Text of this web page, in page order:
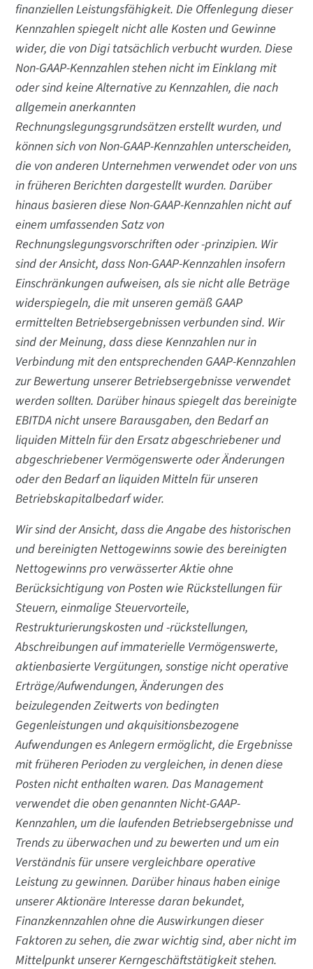
finanziellen Leistungsfähigkeit. Die Offenlegung dieser
Kennzahlen spiegelt nicht alle Kosten und Gewinne
wider, die von Digi tatsächlich verbucht wurden. Diese
Non-GAAP-Kennzahlen stehen nicht im Einklang mit
oder sind keine Alternative zu Kennzahlen, die nach
allgemein anerkannten
Rechnungslegungsgrundsätzen erstellt wurden, und
können sich von Non-GAAP-Kennzahlen unterscheiden,
die von anderen Unternehmen verwendet oder von uns
in früheren Berichten dargestellt wurden. Darüber
hinaus basieren diese Non-GAAP-Kennzahlen nicht auf
einem umfassenden Satz von
Rechnungslegungsvorschriften oder -prinzipien. Wir
sind der Ansicht, dass Non-GAAP-Kennzahlen insofern
Einschränkungen aufweisen, als sie nicht alle Beträge
widerspiegeln, die mit unseren gemäß GAAP
ermittelten Betriebsergebnissen verbunden sind. Wir
sind der Meinung, dass diese Kennzahlen nur in
Verbindung mit den entsprechenden GAAP-Kennzahlen
zur Bewertung unserer Betriebsergebnisse verwendet
werden sollten. Darüber hinaus spiegelt das bereinigte
EBITDA nicht unsere Barausgaben, den Bedarf an
liquiden Mitteln für den Ersatz abgeschriebener und
abgeschriebener Vermögenswerte oder Änderungen
oder den Bedarf an liquiden Mitteln für unseren
Betriebskapitalbedarf wider.
Wir sind der Ansicht, dass die Angabe des historischen
und bereinigten Nettogewinns sowie des bereinigten
Nettogewinns pro verwässerter Aktie ohne
Berücksichtigung von Posten wie Rückstellungen für
Steuern, einmalige Steuervorteile,
Restrukturierungskosten und -rückstellungen,
Abschreibungen auf immaterielle Vermögenswerte,
aktienbasierte Vergütungen, sonstige nicht operative
Erträge/Aufwendungen, Änderungen des
beizulegenden Zeitwerts von bedingten
Gegenleistungen und akquisitionsbezogene
Aufwendungen es Anlegern ermöglicht, die Ergebnisse
mit früheren Perioden zu vergleichen, in denen diese
Posten nicht enthalten waren. Das Management
verwendet die oben genannten Nicht-GAAP-
Kennzahlen, um die laufenden Betriebsergebnisse und
Trends zu überwachen und zu bewerten und um ein
Verständnis für unsere vergleichbare operative
Leistung zu gewinnen. Darüber hinaus haben einige
unserer Aktionäre Interesse daran bekundet,
Finanzkennzahlen ohne die Auswirkungen dieser
Faktoren zu sehen, die zwar wichtig sind, aber nicht im
Mittelpunkt unserer Kerngeschäftstätigkeit stehen.